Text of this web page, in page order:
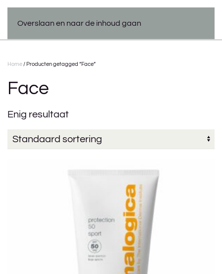
Overslaan en naar de inhoud gaan
Home / Producten getagged “Face”
Face
Enig resultaat